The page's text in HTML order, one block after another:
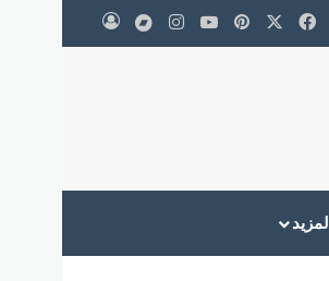
ملخص الموقع RSS
فيسبوك بينتيريست‫YouTubeانستقرامmedium
المزيد